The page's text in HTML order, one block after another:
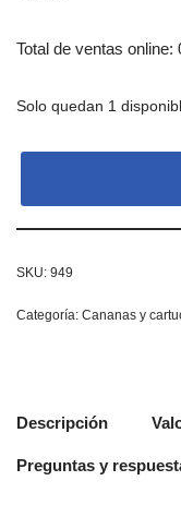
Total de ventas online:
Solo quedan 1
SKU: 949
Categoría: Cananas y
Descripción
Preguntas y